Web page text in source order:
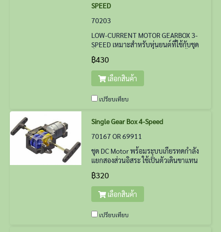
SPEED
70203
LOW-CURRENT MOTOR GEARBOX 3-
SPEED เหมาะสำหรับหุ่นยนต์ที่ใช้กับชุด
ปั่นไฟแบบมือหมุน (สิ่งที่แนะนำให้ซื้อเพิ่ม
คือแขนเหวี่ยงสำหรับมอเตอร์ทามิยะ)
฿430
เลือกสินค้า
เปรียบเทียบ
Single Gear Box 4-Speed
70167 OR 69911
ชุด DC Motor พร้อมระบบเกียรทดกำลัง
แยกสองส่วนอิสระ ใช้เป็๋นตัวเดินขาแทน
3-SPEED Gearbox 70093 ได้ (สามารถ
ซื้อชุดแขนเหวี่ยงแบบโลหะเพิ่มเติมได้:
Optional)
฿320
เลือกสินค้า
เปรียบเทียบ